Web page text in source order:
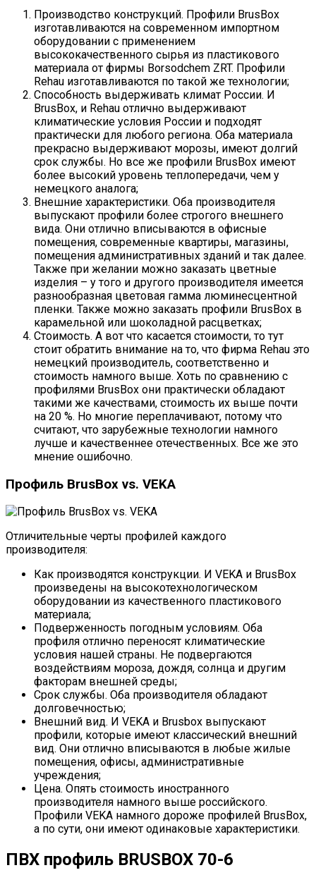
Производство конструкций. Профили BrusBox
изготавливаются на современном импортном
оборудовании с применением
высококачественного сырья из пластикового
материала от фирмы Borsodchem ZRT. Профили
Rehau изготавливаются по такой же технологии;
Способность выдерживать климат России. И
BrusBox, и Rehau отлично выдерживают
климатические условия России и подходят
практически для любого региона. Оба материала
прекрасно выдерживают морозы, имеют долгий
срок службы. Но все же профили BrusBox имеют
более высокий уровень теплопередачи, чем у
немецкого аналога;
Внешние характеристики. Оба производителя
выпускают профили более строгого внешнего
вида. Они отлично вписываются в офисные
помещения, современные квартиры, магазины,
помещения административных зданий и так далее.
Также при желании можно заказать цветные
изделия – у того и другого производителя имеется
разнообразная цветовая гамма люминесцентной
пленки. Также можно заказать профили BrusBox в
карамельной или шоколадной расцветках;
Стоимость. А вот что касается стоимости, то тут
стоит обратить внимание на то, что фирма Rehau это
немецкий производитель, соответственно и
стоимость намного выше. Хоть по сравнению с
профилями BrusBox они практически обладают
такими же качествами, стоимость их выше почти
на 20 %. Но многие переплачивают, потому что
считают, что зарубежные технологии намного
лучше и качественнее отечественных. Все же это
мнение ошибочно.
Профиль BrusBox vs. VEKA
Отличительные черты профилей каждого
производителя:
Как производятся конструкции. И VEKA и BrusBox
произведены на высокотехнологическом
оборудовании из качественного пластикового
материала;
Подверженность погодным условиям. Оба
профиля отлично переносят климатические
условия нашей страны. Не подвергаются
воздействиям мороза, дождя, солнца и другим
факторам внешней среды;
Срок службы. Оба производителя обладают
долговечностью;
Внешний вид. И VEKA и Brusbox выпускают
профили, которые имеют классический внешний
вид. Они отлично вписываются в любые жилые
помещения, офисы, административные
учреждения;
Цена. Опять стоимость иностранного
производителя намного выше российского.
Профили VEKA намного дороже профилей BrusBox,
а по сути, они имеют одинаковые характеристики.
ПВХ профиль BRUSBOX 70-6